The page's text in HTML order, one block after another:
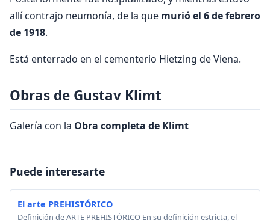
allí contrajo neumonía, de la que murió el 6 de febrero
de 1918.
Está enterrado en el cementerio Hietzing de Viena.
Obras de Gustav Klimt
Galería con la Obra completa de Klimt
Puede interesarte
El arte PREHISTÓRICO
Definición de ARTE PREHISTÓRICO En su definición estricta, el